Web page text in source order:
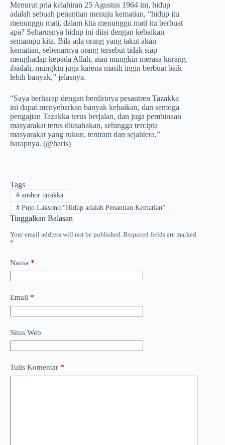
Menurut pria kelahiran 25 Agustus 1964 ini, hidup
adalah sebuah penantian menuju kematian, “hidup itu
menunggu mati, dalam kita menunggu mati itu berbuat
apa? Seharusnya hidup ini diisi dengan kebaikan
semampu kita. Bila ada orang yang takut akan
kematian, sebenarnya orang tersebut tidak siap
menghadap kepada Allah, atau mungkin merasa kurang
ibadah, mungkin juga karena masih ingin berbuat baik
lebih banyak,” jelasnya.
“Saya berharap dengan berdirinya pesantren Tazakka
ini dapat menyebarkan banyak kebaikan, dan semoga
pengajian Tazakka terus berjalan, dan juga pembinaan
masyarakat terus diusahakan, sehingga tercipta
masyarakat yang rukun, tentram dan sejahtera,”
harapnya. (@haris)
Tags
#anshor tazakka
#Pujo Laksono:“Hidup adalah Penantian Kematian”
Tinggalkan Balasan
Your email address will not be published. Required fields are marked
*
Nama *
Email *
Situs Web
Tulis Komentar *